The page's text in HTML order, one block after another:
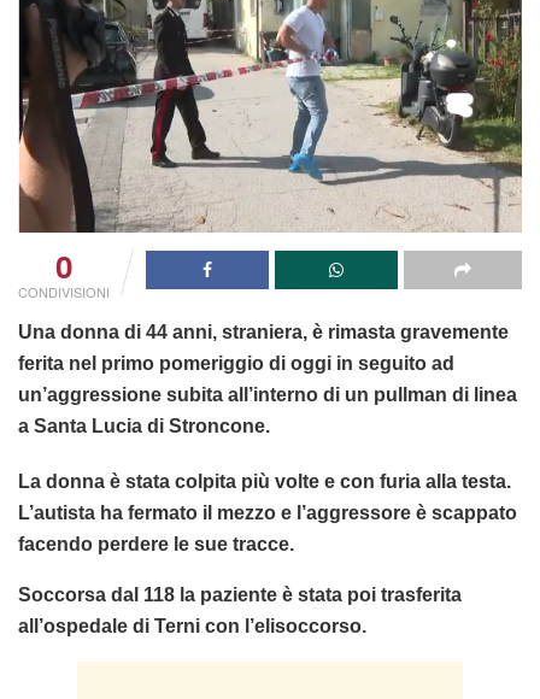
0
CONDIVISIONI
Una donna di 44 anni, straniera, è rimasta gravemente
ferita nel primo pomeriggio di oggi in seguito ad
un’aggressione subita all’interno di un pullman di linea
a Santa Lucia di Stroncone.
La donna è stata colpita più volte e con furia alla testa.
L’autista ha fermato il mezzo e l’aggressore è scappato
facendo perdere le sue tracce.
Soccorsa dal 118 la paziente è stata poi trasferita
all’ospedale di Terni con l’elisoccorso.